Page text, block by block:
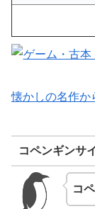
懐かしの名作か
コペンギンサ
コ